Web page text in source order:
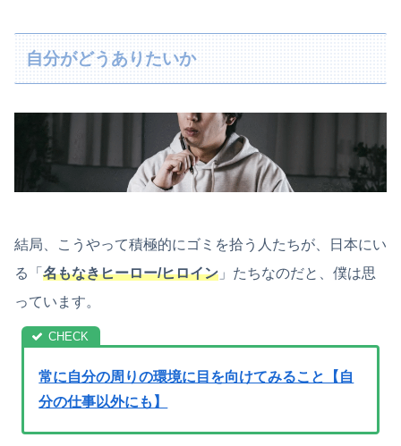
自分がどうありたいか
結局、こうやって積極的にゴミを拾う人たちが、日本にい
る「 名もなきヒーロー/ヒロイン 」たちなのだと、僕は思
っています。
常に自分の周りの環境に目を向けてみること【自
分の仕事以外にも】